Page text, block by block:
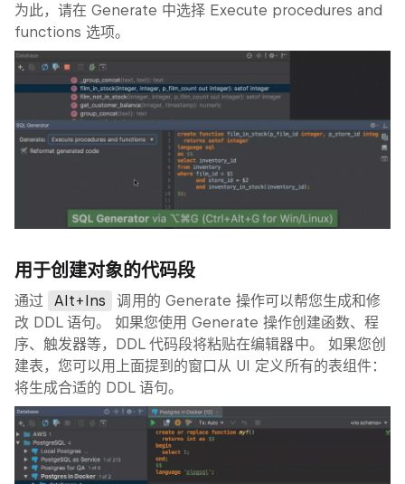
为此，请在Generate 中选择 Execute procedures and
functions 选项。
用于创建对象的代码段
通过 Alt+Ins 调用的 Generate 操作可以帮您生成和修
改 DDL 语句。 如果您使用Generate 操作创建函数、程
序、触发器等，DDL 代码段将粘贴在编辑器中。 如果您创
建表，您可以用上面提到的窗口从 UI 定义所有的表组件：
将生成合适的 DDL 语句。